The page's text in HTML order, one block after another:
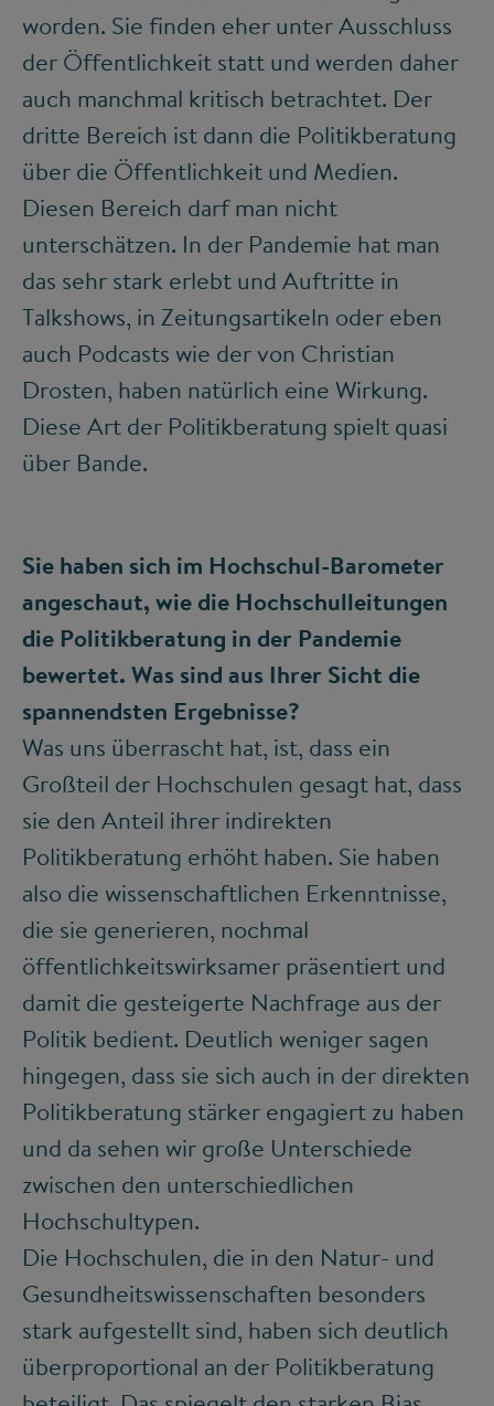
worden. Sie finden eher unter Ausschluss
der Öffentlichkeit statt und werden daher
auch manchmal kritisch betrachtet. Der
dritte Bereich ist dann die Politikberatung
über die Öffentlichkeit und Medien.
Diesen Bereich darf man nicht
unterschätzen. In der Pandemie hat man
das sehr stark erlebt und Auftritte in
Talkshows, in Zeitungsartikeln oder eben
auch Podcasts wie der von Christian
Drosten, haben natürlich eine Wirkung.
Diese Art der Politikberatung spielt quasi
über Bande.
Sie haben sich im Hochschul-Barometer
angeschaut, wie die Hochschulleitungen
die Politikberatung in der Pandemie
bewertet. Was sind aus Ihrer Sicht die
spannendsten Ergebnisse?
Was uns überrascht hat, ist, dass ein
Großteil der Hochschulen gesagt hat, dass
sie den Anteil ihrer indirekten
Politikberatung erhöht haben. Sie haben
also die wissenschaftlichen Erkenntnisse,
die sie generieren, nochmal
öffentlichkeitswirksamer präsentiert und
damit die gesteigerte Nachfrage aus der
Politik bedient. Deutlich weniger sagen
hingegen, dass sie sich auch in der direkten
Politikberatung stärker engagiert zu haben
und da sehen wir große Unterschiede
zwischen den unterschiedlichen
Hochschultypen.
Die Hochschulen, die in den Natur- und
Gesundheitswissenschaften besonders
stark aufgestellt sind, haben sich deutlich
überproportional an der Politikberatung